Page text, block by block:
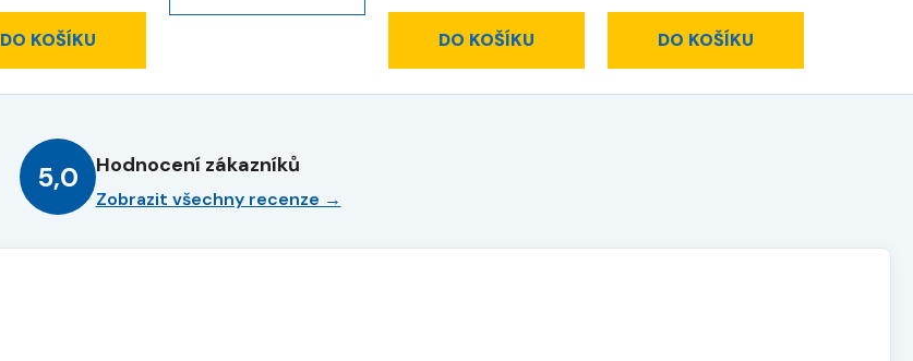
DO KOŠÍKU DO KOŠÍKU DO KOŠÍKU
5,0 Hodnocení zákazníků
Zobrazit všechny recenze →